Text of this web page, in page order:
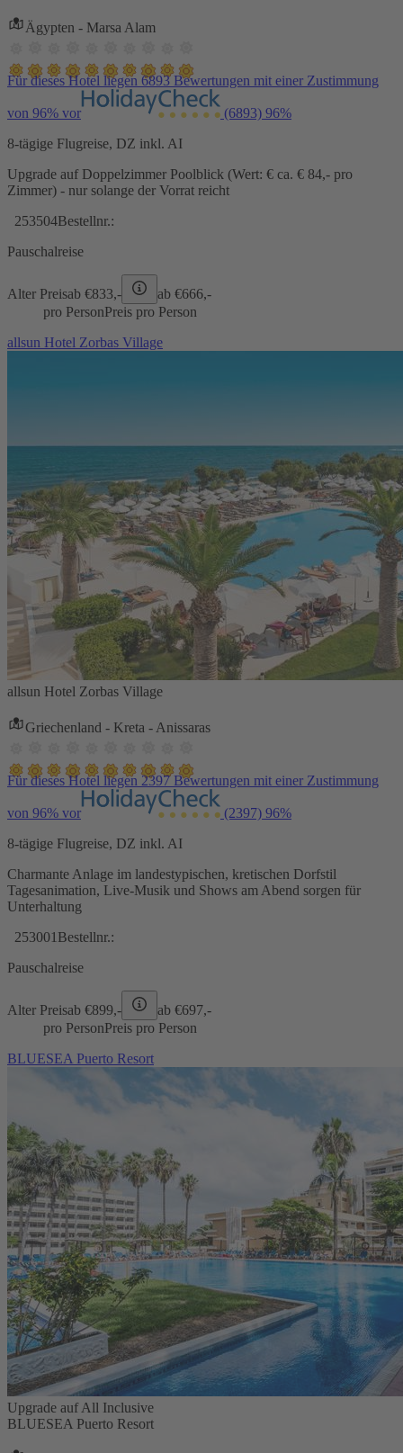
Ägypten - Marsa Alam
Für dieses Hotel liegen 6893 Bewertungen mit einer Zustimmung
von 96% vor (6893) 96%
8-tägige Flugreise, DZ inkl. AI
Upgrade auf Doppelzimmer Poolblick (Wert: € ca. € 84,- pro
Zimmer) - nur solange der Vorrat reicht
253504Bestellnr.:
Pauschalreise
Alter Preisab €833,- ab €666,-
pro PersonPreis pro Person
allsun Hotel Zorbas Village
allsun Hotel Zorbas Village
Griechenland - Kreta - Anissaras
Für dieses Hotel liegen 2397 Bewertungen mit einer Zustimmung
von 96% vor (2397) 96%
8-tägige Flugreise, DZ inkl. AI
Charmante Anlage im landestypischen, kretischen Dorfstil
Tagesanimation, Live-Musik und Shows am Abend sorgen für
Unterhaltung
253001 Bestellnr.:
Pauschalreise
Alter Preisab €899,- ab €697,-
pro PersonPreis pro Person
BLUESEA Puerto Resort
Upgrade auf All Inclusive
BLUESEA Puerto Resort